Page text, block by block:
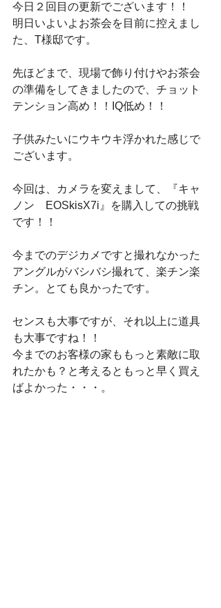
今日２回目の更新でございます！！
明日いよいよお茶会を目前に控えまし
た、T様邸です。
先ほどまで、現場で飾り付けやお茶会
の準備をしてきましたので、チョット
テンション高め！！IQ低め！！
子供みたいにウキウキ浮かれた感じで
ございます。
今回は、カメラを変えまして、『キャ
ノン　EOSkisX7i』を購入しての挑戦
です！！
今までのデジカメですと撮れなかった
アングルがバシバシ撮れて、楽チン楽
チン。とても良かったです。
センスも大事ですが、それ以上に道具
も大事ですね！！
今までのお客様の家ももっと素敵に取
れたかも？と考えるともっと早く買え
ばよかった・・・。